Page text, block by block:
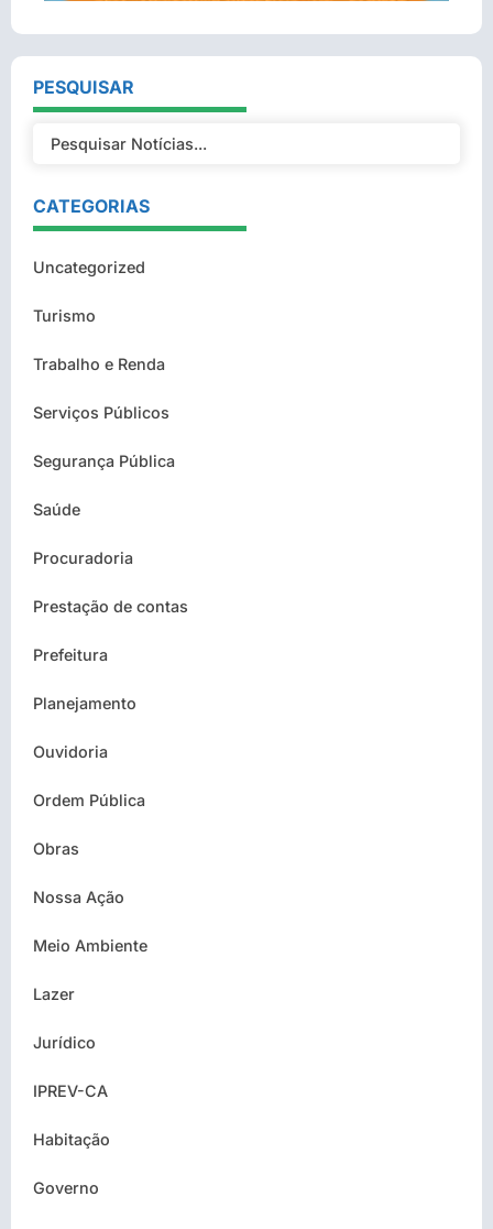
PESQUISAR
CATEGORIAS
Uncategorized
Turismo
Trabalho e Renda
Serviços Públicos
Segurança Pública
Saúde
Procuradoria
Prestação de contas
Prefeitura
Planejamento
Ouvidoria
Ordem Pública
Obras
Nossa Ação
Meio Ambiente
Lazer
Jurídico
IPREV-CA
Habitação
Governo